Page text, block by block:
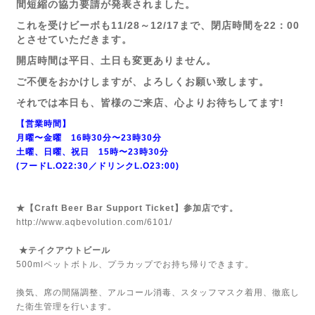
間短縮の協力要請が発表されました。
これを受けビーボも11/28～12/17まで、閉店時間を22：00
とさせていただきます。
開店時間は平日、土日も変更ありません。
ご不便をおかけしますが、よろしくお願い致します。
それでは本日も、皆様のご来店、心よりお待ちしてます!
【営業時間】
月曜〜金曜 16時30分〜23時30分
土曜、日曜、祝日 15時〜23時30分
(フードL.O22:30／ドリンクL.O23:00)
★【Craft Beer Bar Support Ticket】参加店です。
http://www.aqbevolution.com/6101/
★テイクアウトビール
500mlペットボトル、プラカップでお持ち帰りできます。
換気、席の間隔調整、アルコール消毒、スタッフマスク着用、徹底し
た衛生管理を行います。